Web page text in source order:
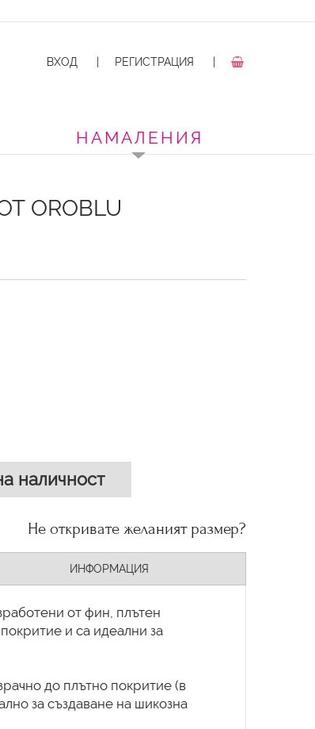
ВХОД РЕГИСТРАЦИЯ
НАМАЛЕНИЯ
OROBLU
наличност
Не откривате желаният размер?
ИНФОРМАЦИЯ
от фин, плътен
и са идеални за
до плътно покритие (в
за създаване на шикозна